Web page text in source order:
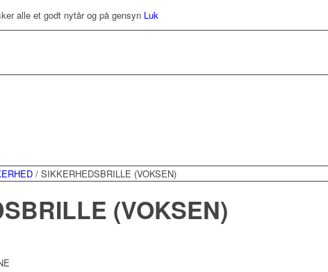
alle et godt nytår og på gensyn Luk
/ SIKKERHEDSBRILLE (VOKSEN)
(VOKSEN)